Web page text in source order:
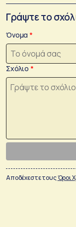
Γράψτε το
Όνομα
Σχόλιο
Αποδέχεστε τουςΌροι